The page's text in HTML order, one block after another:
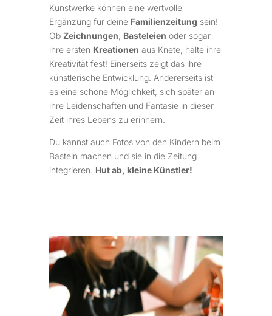
Kunstwerke können eine wertvolle
Ergänzung für deine Familienzeitung sein!
Ob Zeichnungen Basteleien oder sogar
ihre ersten Kreationen aus Knete, halte ihre
Kreativität fest! Einerseits zeigt das ihre
künstlerische Entwicklung. Andererseits ist
es eine schöne Möglichkeit, sich später an
ihre Leidenschaften und Fantasie in dieser
Zeit ihres Lebens zu erinnern.
Du kannst auch Fotos von den Kindern beim
Basteln machen und sie in die Zeitung
integrieren. Hut ab, kleine Künstler!